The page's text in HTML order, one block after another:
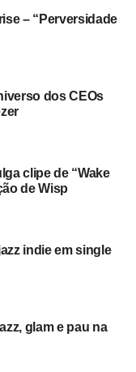
– “Perversidade
dos CEOs
clipe de “Wake
de Wisp
indie em single
glam e pau na